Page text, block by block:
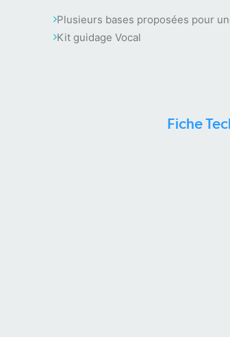
Plusieurs bases proposées pour
Kit guidage Vocal
Fiche